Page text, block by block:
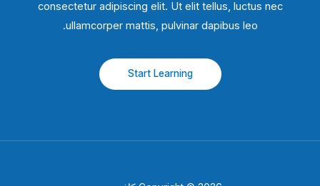
consectetur adipiscing elit. Ut elit tellus, luctus nec
ullamcorper mattis, pulvinar dapibus leo.​
Start Learning